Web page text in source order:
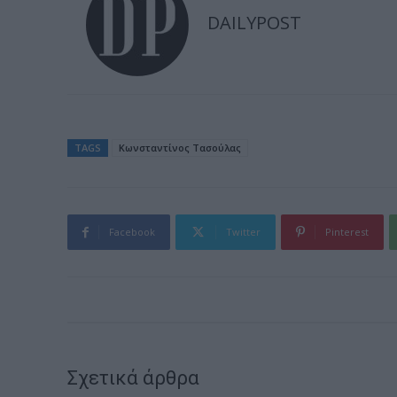
DAILYPOST
TAGS Κωνσταντίνος Τασούλας
Facebook Twitter Pinterest
Σχετικά άρθρα